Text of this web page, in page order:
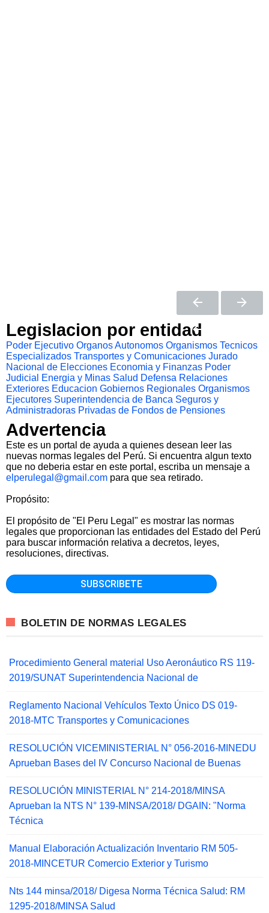
Legislacion por entidad
Poder Ejecutivo Organos Autonomos Organismos Tecnicos
Especializados Transportes y Comunicaciones Jurado
Nacional de Elecciones Economia y Finanzas Poder
Judicial
Energia y Minas Salud Defensa Relaciones
Exteriores Educacion Gobiernos Regionales Organismos
Ejecutores Superintendencia de Banca Seguros y
Administradoras Privadas de Fondos de Pensiones
Advertencia
Este es un portal de ayuda a quienes desean leer las
nuevas normas legales del Perú. Si encuentra algun texto
que no deberia estar en este portal, escriba un mensaje a
elperulegal@gmail.com para que sea retirado.
Propósito:
El propósito de "El Peru Legal" es mostrar las normas
legales que proporcionan las entidades del Estado del Perú
para buscar información relativa a decretos, leyes,
resoluciones, directivas.
BOLETIN DE NORMAS LEGALES
Procedimiento General material Uso Aeronáutico RS 119-
2019/SUNAT Superintendencia Nacional de
Reglamento Nacional Vehículos Texto Único DS 019-
2018-MTC Transportes y Comunicaciones
RESOLUCIÓN VICEMINISTERIAL N° 056-2016-MINEDU
Aprueban Bases del IV Concurso Nacional de Buenas
RESOLUCIÓN MINISTERIAL N° 214-2018/MINSA
Aprueban la NTS N° 139-MINSA/2018/ DGAIN: "Norma
Técnica
Manual Elaboración Actualización Inventario RM 505-
2018-MINCETUR Comercio Exterior y Turismo
Nts 144 minsa/2018/ Digesa Norma Técnica Salud: RM
1295-2018/MINSA Salud